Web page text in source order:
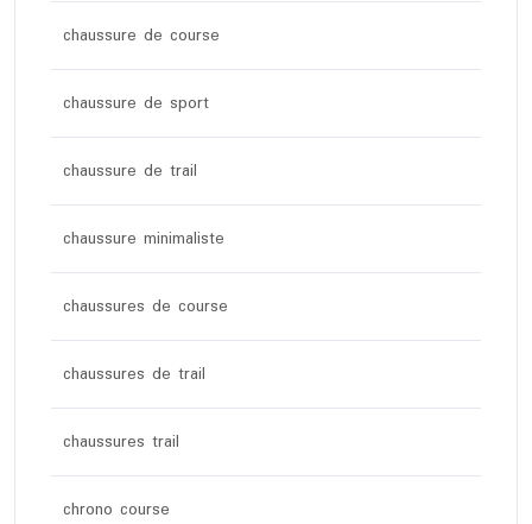
chaussure de course
chaussure de sport
chaussure de trail
chaussure minimaliste
chaussures de course
chaussures de trail
chaussures trail
chrono course